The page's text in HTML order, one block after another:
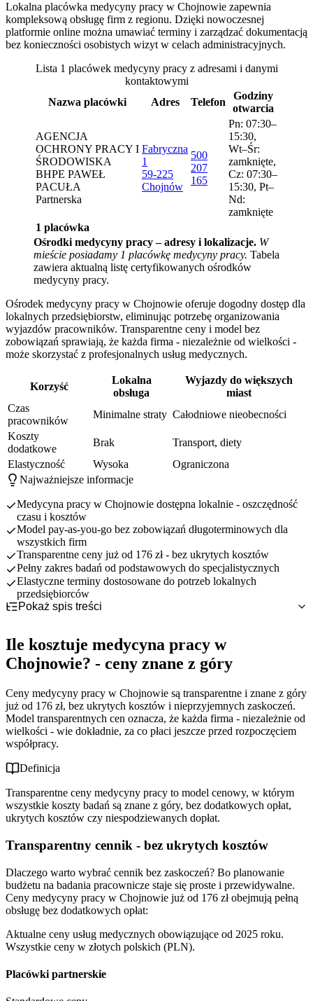
Lokalna placówka medycyny pracy w Chojnowie zapewnia
kompleksową obsługę firm z regionu. Dzięki nowoczesnej
platformie online można umawiać terminy i zarządzać dokumentacją
bez konieczności osobistych wizyt w celach administracyjnych.
Lista 1 placówek medycyny pracy z adresami i danymi
kontaktowymi
Nazwa placówki
Adres Telefon
Godziny
otwarcia
AGENCJA
OCHRONY PRACY I
ŚRODOWISKA
BHPE PAWEŁ
PACUŁA
Partnerska
Fabryczna
1
59-225
Chojnów
500
207
165
Pn: 07:30–
15:30,
Wt–Śr:
zamknięte,
Cz: 07:30–
15:30, Pt–
Nd:
zamknięte
1 placówka
Ośrodki medycyny pracy – adresy i lokalizacje. W
mieście posiadamy 1 placówkę medycyny pracy. Tabela
zawiera aktualną listę certyfikowanych ośrodków
medycyny pracy.
Ośrodek medycyny pracy w Chojnowie oferuje dogodny dostęp dla
lokalnych przedsiębiorstw, eliminując potrzebę organizowania
wyjazdów pracowników. Transparentne ceny i model bez
zobowiązań sprawiają, że każda firma - niezależnie od wielkości -
może skorzystać z profesjonalnych usług medycznych.
Korzyść
Lokalna
obsługa
Wyjazdy do większych
miast
Czas
pracowników
Minimalne straty Całodniowe nieobecności
Koszty
dodatkowe
Brak
Transport, diety
Elastyczność
Wysoka
Ograniczona
Najważniejsze informacje
Medycyna pracy w Chojnowie dostępna lokalnie - oszczędność
czasu i kosztów
Model pay-as-you-go bez zobowiązań długoterminowych dla
wszystkich firm
Transparentne ceny już od 176 zł - bez ukrytych kosztów
Pełny zakres badań od podstawowych do specjalistycznych
Elastyczne terminy dostosowane do potrzeb lokalnych
przedsiębiorców
Pokaż spis treści
Transparentny cennik - bez ukrytych kosztów
Dlaczego ceny są znane z góry?
Medycyna pracy w Chojnowie bez zobowiązań - model pay-
as-you-go
Pay-as-you-go vs tradycyjne umowy - porównanie
Jakie badania można wykonać w medycynie pracy w
Pełny zakres badań - od podstawowych do specjalistycznych
Dostosowanie do różnych stanowisk - monitoring zdrowia
Dlaczego lokalna medycyna pracy w Chojnowie?
Oszczędność czasu i kosztów - lokalne korzyści
Elastyczne terminy dla lokalnych firm
Ile kosztuje medycyna pracy w
Chojnowie? - ceny znane z góry
Ceny medycyny pracy w Chojnowie są transparentne i znane z góry
już od 176 zł, bez ukrytych kosztów i nieprzyjemnych zaskoczeń.
Model transparentnych cen oznacza, że każda firma - niezależnie od
wielkości - wie dokładnie, za co płaci jeszcze przed rozpoczęciem
współpracy.
Definicja
Transparentne ceny medycyny pracy to model cenowy, w którym
wszystkie koszty badań są znane z góry, bez dodatkowych opłat,
ukrytych kosztów czy niespodziewanych dopłat.
Transparentny cennik - bez ukrytych kosztów
Dlaczego warto wybrać cennik bez zaskoczeń? Bo planowanie
budżetu na badania pracownicze staje się proste i przewidywalne.
Ceny medycyny pracy w Chojnowie już od 176 zł obejmują pełną
obsługę bez dodatkowych opłat:
Aktualne ceny usług medycznych obowiązujące od 2025 roku.
Wszystkie ceny w złotych polskich (PLN).
Placówki partnerskie